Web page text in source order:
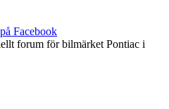
Facebook
forum för bilmärket Pontiac i